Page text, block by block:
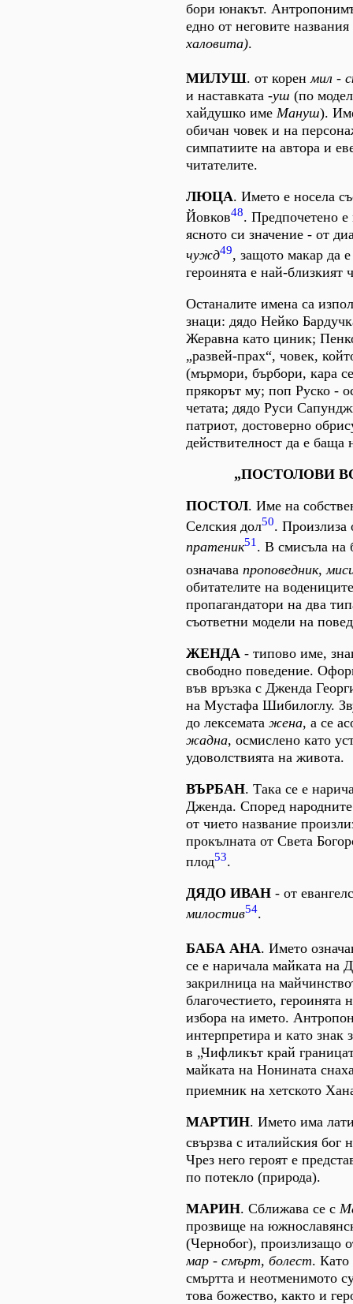
бори юнакът.
едно от неговите
халовита).
МИЛУШ. от коренмил -
и наставката -уш (по
хайдушко име Мануш).
обичан човек и на
симпатиите на автора и
читателите.
ЛЮЦА. Името е носела
Йовков48. Предпочетено
ясното си значение - от
чужд49, защото макар да
героинята е най-близкият
Останалите имена са
знаци: дядо Нейко
Жеравна като циник;
„развей-прах“, човек,
(мърмори, бърбори, кара
прякорът му; поп Руско -
четата; дядо Руси
патриот, достоверно
действителност да е баща
„ПОСТОЛОВИ
ПОСТОЛ. Име на
Селския дол50. Произлиза
пратеник51 . В смисъла на
означава проповедник,
обитателите на
пропагандатори на два
съответни модели на
ЖЕНДА - типово име,
свободно поведение.
във връзка с Дженда
на Мустафа Шибилоглу.
до лексемата жена, а се
жадна, осмислено като
удоволствията на живота.
ВЪРБАН. Така се е
Дженда. Според
от чието название
прокълната от Света
плод53.
ДЯДО ИВАН - от
милостив54.
БАБА АНА. Името
се е наричала майката на
закрилница на
благочестието, героинята
избора на името.
интерпретира и като знак
в „Чифликът край
майката на Нонината
приемник на хетското
МАРТИН. Името има
свързва с италийския бог
Чрез него героят е
по потекло (природа).
МАРИН. Сближава се с
прозвище на
(Чернобог), произлизащо
мар - смърт, болест. Като
смъртта и неотменимото
това божество, както и